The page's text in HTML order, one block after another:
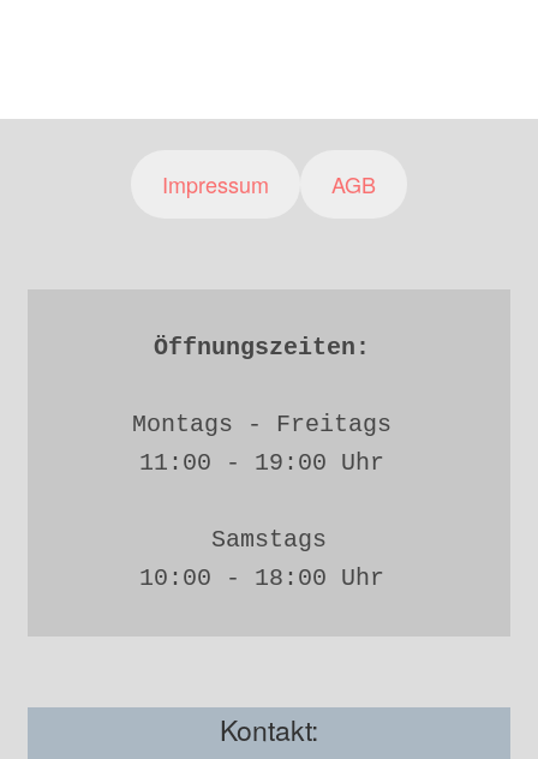
Impressum AGB
Öffnungszeiten:
Montags - Freitags
11:00 - 19:00 Uhr
Samstags
10:00 - 18:00 Uhr
Kontakt: